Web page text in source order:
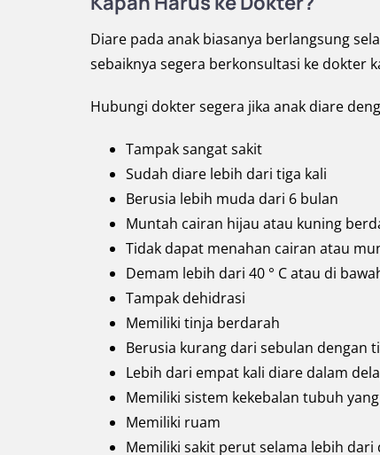
Diare pada anak biasanya berlangsung
sebaiknya segera berkonsultasi ke dokter
Hubungi dokter segera jika anak diare
Tampak sangat sakit
Sudah diare lebih dari tiga kali
Berusia lebih muda dari 6 bulan
Muntah cairan hijau atau kuning
Tidak dapat menahan cairan atau
Demam lebih dari 40 ° C atau di
Tampak dehidrasi
Memiliki tinja berdarah
Berusia kurang dari sebulan dengan
Lebih dari empat kali diare dalam
Memiliki sistem kekebalan tubuh
Memiliki ruam
Memiliki sakit perut selama lebih dari